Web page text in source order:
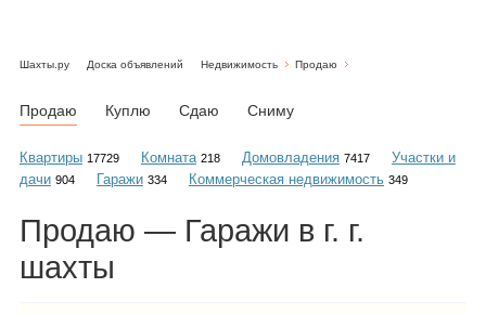
Объявления
Шахты.ру Доска объявлений Недвижимость Продаю
Продаю Куплю Сдаю Сниму
Квартиры 17729 Комната 218 Домовладения 7417
Участки и
дачи 904 Гаражи 334 Коммерческая недвижимость 349
Продаю — Гаражи в г. г.
шахты